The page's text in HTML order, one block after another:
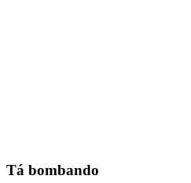
Tá bombando